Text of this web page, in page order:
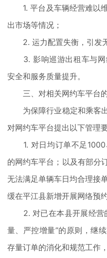
1. 平台及车辆经营难以维
出市场等情况；
2. 运力配置失衡，引发无
3. 影响巡游出租车与网
安全和服务质量提升。
三、对相关网约车平台
为保障行业稳定和乘客出
对网约车平台提出以下管理
1. 对日均订单不足1000
的网约车平台；以及有部分
无法满足单辆车日均合理接
缓在平江县新增开展网络预
2. 对已在本县开展经营
量、严控增量”的原则，继
存量订单的消化和规范工作